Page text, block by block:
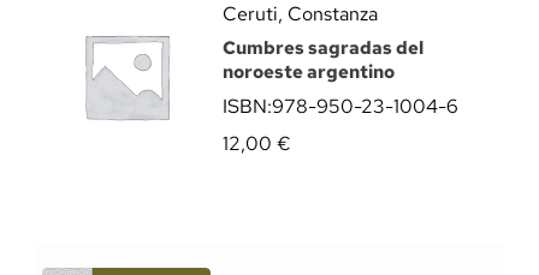
Ceruti, Constanza
Cumbres sagradas del
noroeste argentino
ISBN:978-950-23-1004-6
12,00 €